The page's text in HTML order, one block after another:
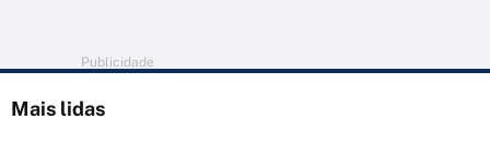
Publicidade
Mais lidas